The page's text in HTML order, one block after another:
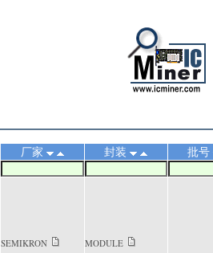
厂家 封装 批号
SEMIKRON MODULE